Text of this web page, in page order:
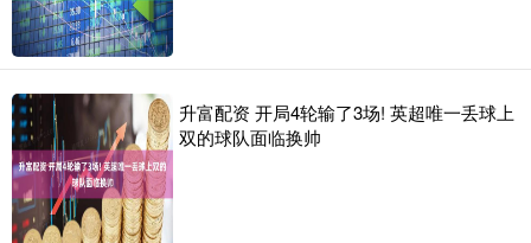
升富配资 开局4轮输了3场! 英超唯一丢球上
双的球队面临换帅